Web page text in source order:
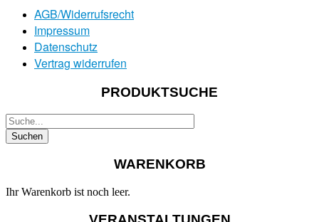
AGB/Widerrufsrecht
Impressum
Datenschutz
Vertrag widerrufen
PRODUKTSUCHE
WARENKORB
Ihr Warenkorb ist noch leer.